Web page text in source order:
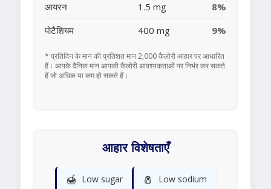
आयरन
1.5 mg
8%
पोटैशियम
400 mg 9%
* प्रतिदिन के मान की प्रतिशत मान 2,000 कैलोरी आहार पर आधारित
हैं। आपके दैनिक मान आपकी कैलोरी आवश्यकताओं पर निर्भर कर सकते
हैं जो अधिक या कम हो सकते हैं।
आहार विशेषताएँ
🍯 Low sugar 🧂 Low sodium